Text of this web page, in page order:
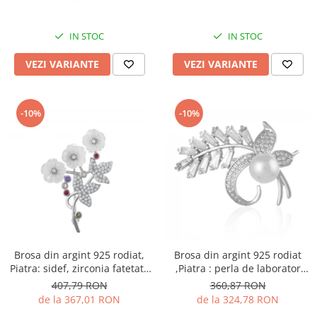
IN STOC
VEZI VARIANTE
IN STOC
VEZI VARIANTE
-10%
Brosa din argint 925 rodiat,
Piatra: sidef, zirconia fatetata
si cubic zirconia, Culoare:
multicolor, Sonis Silver
407,79 RON
de la 367,01 RON
-10%
Brosa din argint 925 rodiat
,Piatra : perla de laborator
zirconia fatetata si cubic
zirconia ,Culoare: alb si
transparent
360,87 RON
de la 324,78 RON